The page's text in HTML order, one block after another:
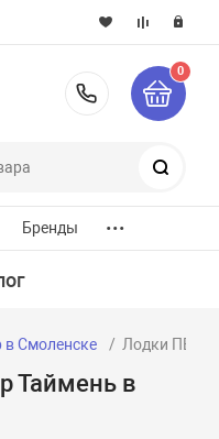
8-800-
0
Бренды ...
Смоленске Лодки ПВХ
Таймень в